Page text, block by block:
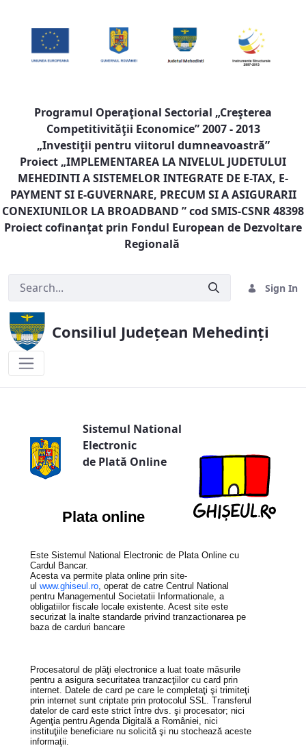
Programul Operaţional Sectorial „Creşterea
Competitivităţii Economice” 2007 - 2013
„Investiţii pentru viitorul dumneavoastră”
Proiect „IMPLEMENTAREA LA NIVELUL JUDETULUI
MEHEDINTI A SISTEMELOR INTEGRATE DE E-TAX, E-
PAYMENT SI E-GUVERNARE, PRECUM SI A ASIGURARII
CONEXIUNILOR LA BROADBAND ” cod SMIS-CSNR 48398
Proiect cofinanţat prin Fondul European de Dezvoltare
Regională
Sign In
Consiliul Județean Mehedinți
Sistemul National
Electronic
de Plată Online
Plata online
Este Sistemul National Electronic de Plata Online cu
Cardul Bancar.
Acesta va permite plata online prin site-
ul www.ghiseul.ro, operat de catre Centrul National
pentru Managementul Societatii Informationale, a
obligatiilor fiscale locale existente. Acest site este
securizat la inalte standarde privind tranzactionarea pe
baza de carduri bancare
Procesatorul de plăţi electronice a luat toate măsurile
pentru a asigura securitatea tranzacţiilor cu card prin
internet. Datele de card pe care le completaţi şi trimiteţi
prin internet sunt criptate prin protocolul SSL. Transferul
datelor de card este strict între dvs. şi procesator; nici
Agenţia pentru Agenda Digitală a României, nici
instituţiile beneficiare nu solicită şi nu stochează aceste
informaţii.